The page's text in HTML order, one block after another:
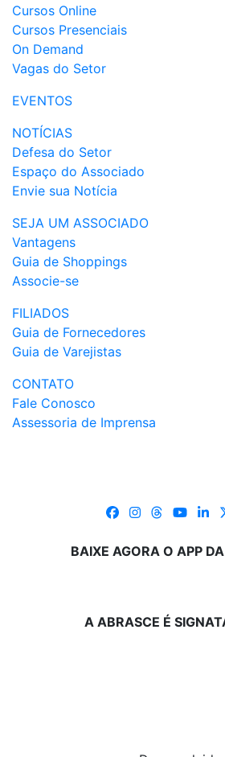
Cursos Online
Cursos Presenciais
On Demand
Vagas do Setor
EVENTOS
NOTÍCIAS
Defesa do Setor
Espaço do Associado
Envie sua Notícia
SEJA UM ASSOCIADO
Vantagens
Guia de Shoppings
Associe-se
FILIADOS
Guia de Fornecedores
Guia de Varejistas
CONTATO
Fale Conosco
Assessoria de Imprensa
BAIXE AGORA O APP
A ABRASCE É